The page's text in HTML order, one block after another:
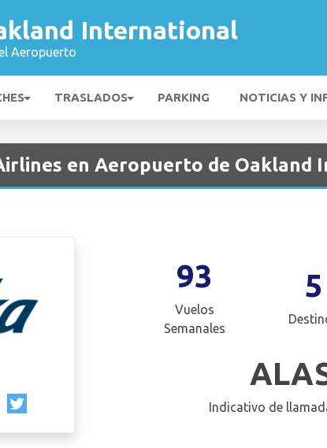
International
Aeropuerto
TRASLADOS PARKING NOTICIAS Y
en Aeropuerto de Oakland
93
Vuelos
Semanales
5
Indicativo de